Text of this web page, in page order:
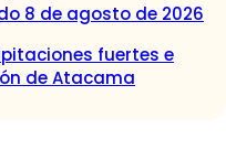
8 de agosto de 2026
fuertes e
de Atacama